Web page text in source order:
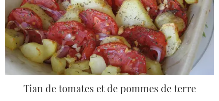
Tian de tomates et de pommes de terre